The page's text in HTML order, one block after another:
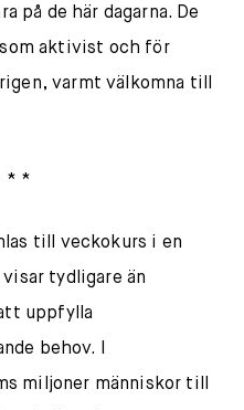
på de här dagarna. De
aktivist och för
varmt välkomna till
* *
till veckokurs i en
tydligare än
uppfylla
behov. I
miljoner människor till